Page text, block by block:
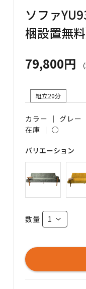
ソファ
梱設置無
79,800円
組立20分
カラー ｜ グレー
在庫 ｜○
バリエーション
数量